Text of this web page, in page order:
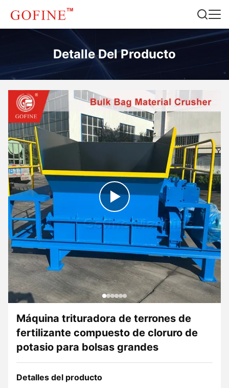
Detalle Del Producto
Máquina trituradora de terrones de
fertilizante compuesto de cloruro de
potasio para bolsas grandes
Detalles del producto